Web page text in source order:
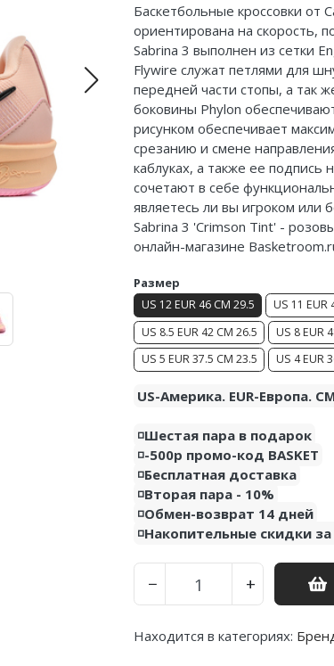
Баскетбольные кроссовки от
ориентирована на скорость,
Sabrina 3 выполнен из сетки
Flywire служат петлями для
передней части стопы, а так
боковины Phylon
рисунком обеспечивает
срезанию и смене
каблуках, а также ее подпись
сочетают в себе
являетесь ли вы игроком или
Sabrina 3 'Crimson Tint' -
онлайн-магазине
Размер
US 12 EUR 46 CM 29.5 US 11 EUR
US 8.5 EUR 42 CM 26.5
US 8 EUR
US 5 EUR 37.5 CM 23.5
US 4 EUR
US-Америка. EUR-Европа.
◽️Шестая пара в подарок
◽️-500р промо-код BASKET
◽️Бесплатная доставка
◽️Вторая пара - 10%
◽️Обмен-возврат 14 дней
◽️Накопительные скидки
− +
Находится в категориях: